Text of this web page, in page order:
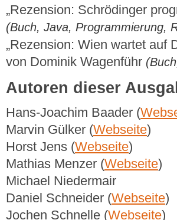
„Rezension: Schrödinger
(Buch, Java, Programmierung,
„Rezension: Wien wartet auf
von Dominik Wagenführ
Autoren dieser
Hans-Joachim Baader (
Marvin Gülker (Webseite)
Horst Jens (Webseite)
Mathias Menzer (Webseite)
Michael Niedermair
Daniel Schneider (Webseite)
Jochen Schnelle (Webseite)